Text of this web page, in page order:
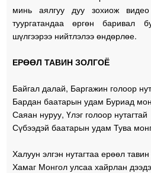
минь аялгуу дуу зохиож
туургатандаа өргөн баривал
шүлгээрээ нийтлэлээ өндөрлөе.
ЕРӨӨЛ ТАВИН ЗОЛГОЁ
Байгал далай, Баргажин голоор
Бардан баатарын удам Буриад
Саяан нуруу, Үлэг голоор нутагтай
Сүбээдэй баатарын удам Тува
Халуун элгэн нутагтаа ерөөл тавин
Хамаг Монгол улсаа хайрлан